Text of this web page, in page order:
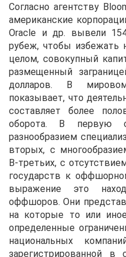
Согласно агентству
американские
Oracle и др. вывели
рубеж, чтобы избежать
целом, совокупный
размещенный
долларов. В
показывает, что
составляет более
оборота. В первую
разнообразием
вторых, с
В-третьих, с
государств к
выражение это
оффшоров. Они
на которые то или
определенные
национальных
зарегистрированной в